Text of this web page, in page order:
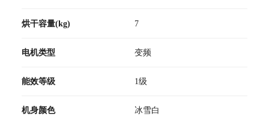
烘干容量(kg) 7
电机类型 变频
能效等级 1级
机身颜色 冰雪白